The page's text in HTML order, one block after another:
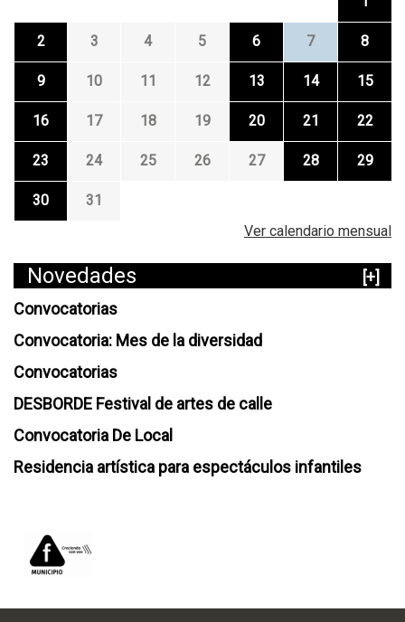
2 3 4 5 6 7 8
9 10 11 12 13 14 15
16 17 18 19 20 21 22
23 24 25 26 27 28 29
30
31
Ver calendario mensual
Novedades
[+]
Convocatorias
Convocatoria: Mes de la diversidad
Convocatorias
DESBORDE Festival de artes de calle
Convocatoria De Local
Residencia artística para espectáculos infantiles